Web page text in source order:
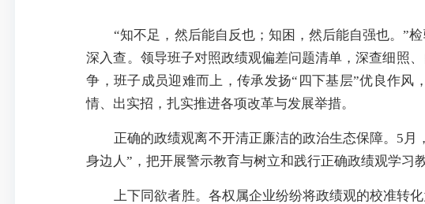
“知不足，然后能自反也；知困，然后能自强也。”
深入查。领导班子对照政绩观偏差问题清单，深查细照
争，班子成员迎难而上，传承发扬“四下基层”优良作
情、出实招，扎实推进各项改革与发展举措。
正确的政绩观离不开清正廉洁的政治生态保障。5
身边人”，把开展警示教育与树立和践行正确政绩观学习
上下同欲者胜。各权属企业纷纷将政绩观的校准转